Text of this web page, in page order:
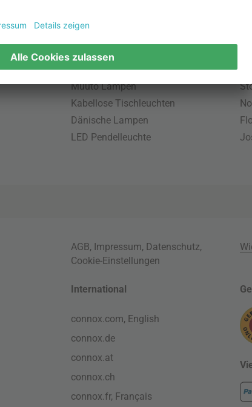
Pendellampe für Außen
Muuto Lampen
Kabellose Tischleuchten
Dänische Lampen
LED Pendelleuchte
AGB, Impressum, Datenschutz,
Cookie-Einstellungen
International
connox.com, English
connox.de
connox.at
connox.ch
connox.fr, Français